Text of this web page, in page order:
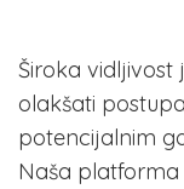
Široka
olakšati
potencijalnim
Naša